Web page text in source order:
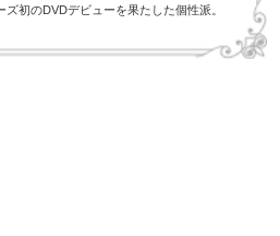
初のDVDデビューを果たした個性派。